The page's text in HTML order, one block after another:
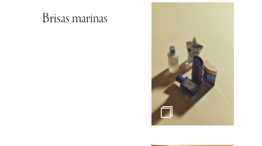
Brisas marinas